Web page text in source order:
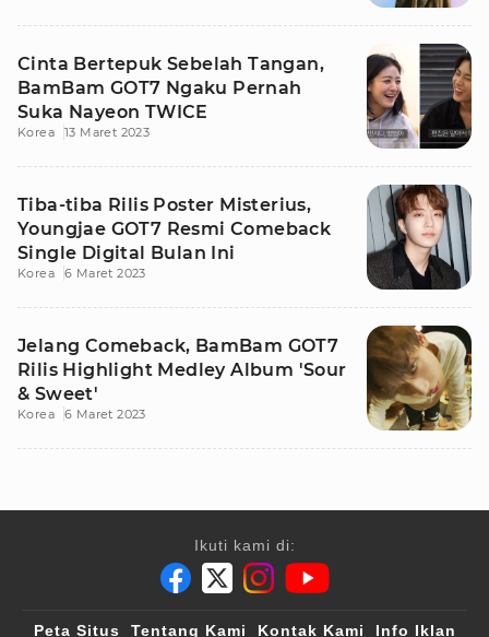
Cinta Bertepuk Sebelah Tangan,
BamBam GOT7 Ngaku Pernah
Suka Nayeon TWICE
Korea 13 Maret 2023
Tiba-tiba Rilis Poster Misterius,
Youngjae GOT7 Resmi Comeback
Single Digital Bulan Ini
Korea 6 Maret 2023
Jelang Comeback, BamBam GOT7
Rilis Highlight Medley Album 'Sour
& Sweet'
Korea 6 Maret 2023
Ikuti kami di:
Peta Situs Tentang Kami Kontak Kami Info Iklan